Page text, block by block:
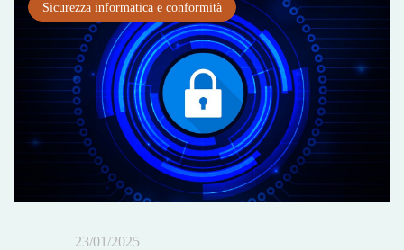
Sicurezza informatica e conformità
23/01/2025